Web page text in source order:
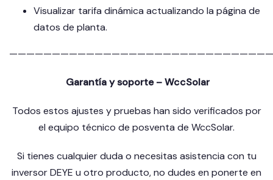
Visualizar tarifa dinámica actualizando la página de
datos de planta.
️ Garantía y soporte – WccSolar
Todos estos ajustes y pruebas han sido verificados por
el equipo técnico de posventa de WccSolar.
Si tienes cualquier duda o necesitas asistencia con tu
inversor DEYE u otro producto, no dudes en ponerte en